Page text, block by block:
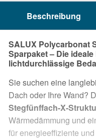
Beschreibung
SALUX Polycarbonat
Sparpaket – Die
lichtdurchlässige
Sie suchen eine
Dach oder Ihre Wand?
Stegfünffach-X-
Wärmedämmung und
für energieeffiziente